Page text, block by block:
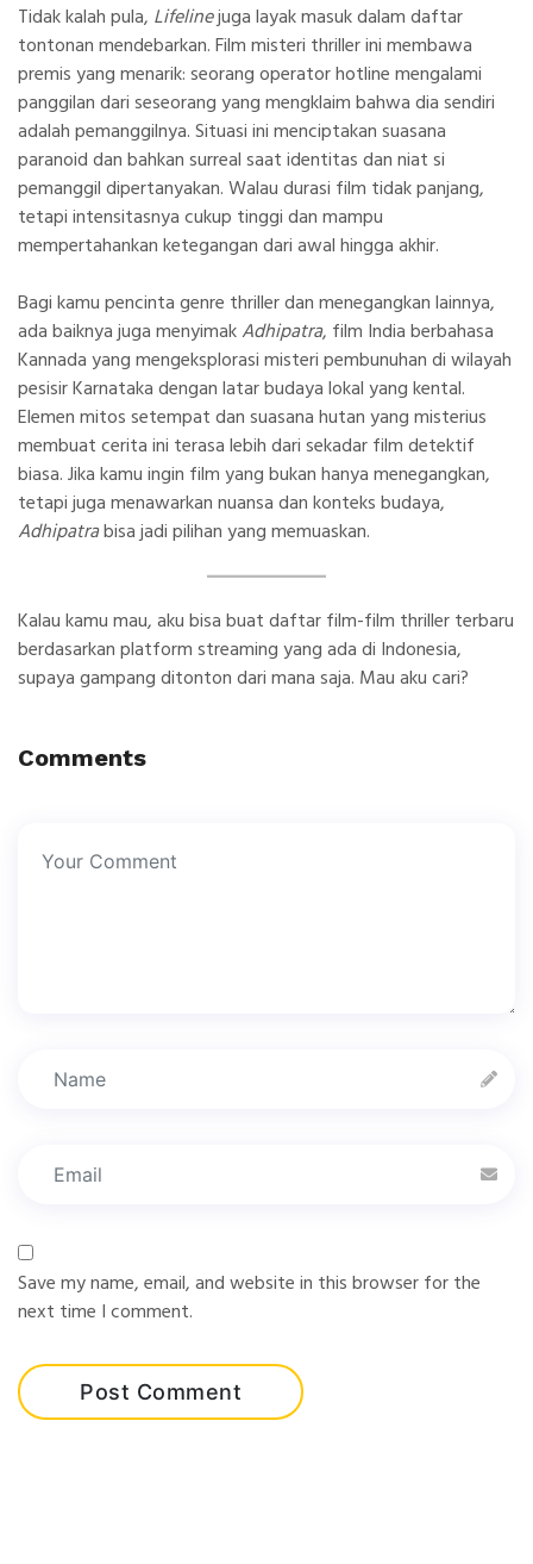
Tidak kalah pula, Lifelinejuga layak masuk dalam daftar
tontonan mendebarkan. Film misteri thriller ini membawa
premis yang menarik: seorang operator hotline mengalami
panggilan dari seseorang yang mengklaim bahwa dia sendiri
adalah pemanggilnya. Situasi ini menciptakan suasana
paranoid dan bahkan surreal saat identitas dan niat si
pemanggil dipertanyakan. Walau durasi film tidak panjang,
tetapi intensitasnya cukup tinggi dan mampu
mempertahankan ketegangan dari awal hingga akhir.
Bagi kamu pencinta genre thriller dan menegangkan lainnya,
ada baiknya juga menyimakAdhipatra, film India berbahasa
Kannada yang mengeksplorasi misteri pembunuhan di wilayah
pesisir Karnataka dengan latar budaya lokal yang kental.
Elemen mitos setempat dan suasana hutan yang misterius
membuat cerita ini terasa lebih dari sekadar film detektif
biasa. Jika kamu ingin film yang bukan hanya menegangkan,
tetapi juga menawarkan nuansa dan konteks budaya,
Adhipatrabisa jadi pilihan yang memuaskan.
Kalau kamu mau, aku bisa buat daftar film-film thriller terbaru
berdasarkan platform streaming yang ada di Indonesia,
supaya gampang ditonton dari mana saja. Mau aku cari?
Comments
Save my name, email, and website in this browser for the
next time I comment.